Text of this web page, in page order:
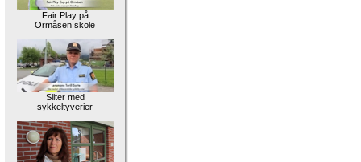
Fair Play på
Ormåsen skole
Sliter med
sykkeltyverier